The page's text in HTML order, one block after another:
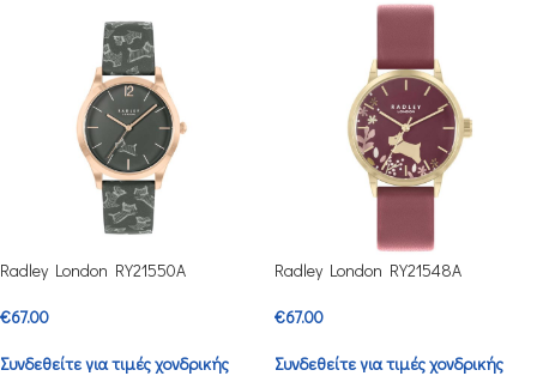
Radley London RY21550A
€67.00
Συνδεθείτε για τιμές χονδρικής
Radley London RY21548A
€67.00
Συνδεθείτε για τιμές χονδρικής